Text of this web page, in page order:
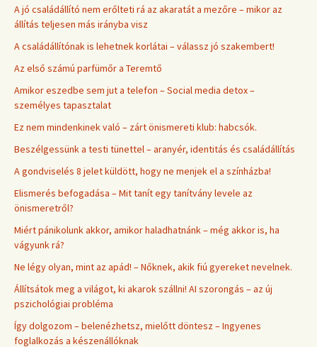
A jó családállító nem erőlteti rá az akaratát a mezőre – mikor az
állítás teljesen más irányba visz
A családállítónak is lehetnek korlátai – válassz jó szakembert!
Az első számú parfümőr a Teremtő
Amikor eszedbe sem jut a telefon – Social media detox –
személyes tapasztalat
Ez nem mindenkinek való – zárt önismereti klub: habcsók.
Beszélgessünk a testi tünettel – aranyér, identitás és családállítás
A gondviselés 8 jelet küldött, hogy ne menjek el a színházba!
Elismerés befogadása – Mit tanít egy tanítvány levele az
önismeretről?
Miért pánikolunk akkor, amikor haladhatnánk – még akkor is, ha
vágyunk rá?
Ne légy olyan, mint az apád! – Nőknek, akik fiú gyereket nevelnek.
Állítsátok meg a világot, ki akarok szállni! AI szorongás – az új
pszichológiai probléma
Így dolgozom – belenézhetsz, mielőtt döntesz – Ingyenes
foglalkozás a készenállóknak